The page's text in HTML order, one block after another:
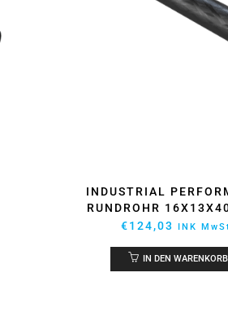
INDUSTRIAL
RUNDROHR
€124,03 INK
IN DEN WARENKORB